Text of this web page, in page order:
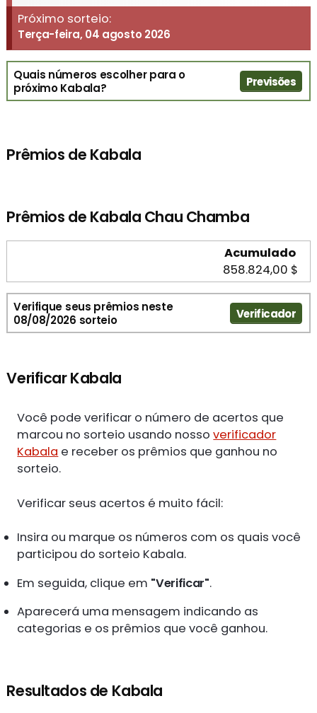
Próximo sorteio:
Terça-feira, 04 agosto 2026
Quais números escolher para o
próximo Kabala?
Previsões
Prêmios de Kabala
Prêmios de Kabala Chau Chamba
Acumulado
858.824,00 $
Verifique seus prêmios neste
08/08/2026 sorteio
Verificador
Verificar Kabala
Você pode verificar o número de acertos que
marcou no sorteio usando nossoverificador
Kabala e receber os prêmios que ganhou no
sorteio.
Verificar seus acertos é muito fácil:
Insira ou marque os números com os quais você
participou do sorteio Kabala.
Em seguida, clique em "Verificar".
Aparecerá uma mensagem indicando as
categorias e os prêmios que você ganhou.
Resultados de Kabala